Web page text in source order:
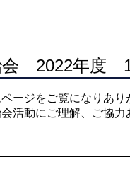
会 2022年度
ージをご覧になりあり
活動にご理解、ご協力